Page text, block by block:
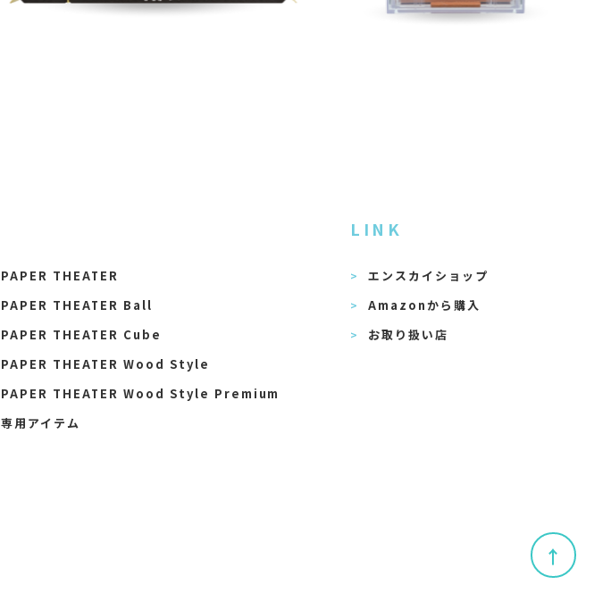
↑
PAPER THEATER
PAPER THEATER Ball
PAPER THEATER Cube
PAPER THEATER Wood Style
PAPER THEATER Wood Style Premium
専用アイテム
LINK
エンスカイショップ
Amazonから購入
お取り扱い店